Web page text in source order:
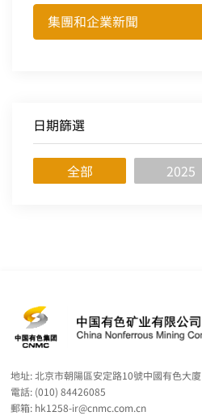
集團和企業新聞
日期篩選
全部 2025
地址:北京市朝陽區安定路10號中國有色大廈
電話: (010) 84426085
郵箱: hk1258-ir@cnmc.com.cn